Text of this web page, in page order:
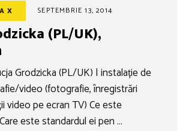
X SEPTEMBRIE 13, 2014
(PL/UK),
Grodzicka (PL/UK) | instalație de
video (fotografie, înregistrări
video pe ecran TV) Ce este
este standardul ei pen …